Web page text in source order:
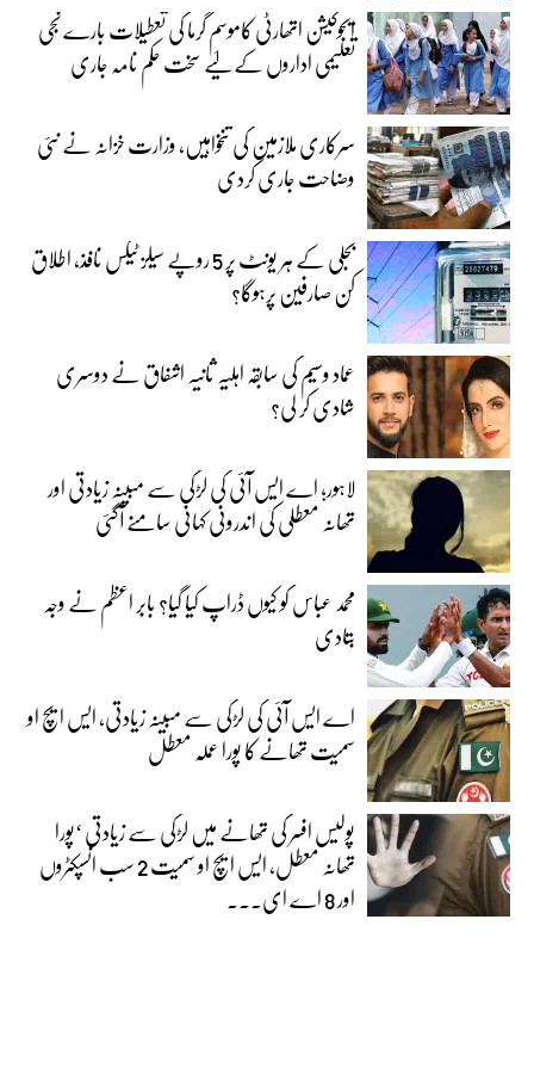
ایجوکیشن اتھارٹی کاموسمِ گرما کی تعطیلات بارے نجی
تعلیمی اداروں کے لیے سخت حکم نامہ جاری
سرکاری ملازمین کی تنخواہیں، وزارت خزانہ نے نئی
وضاحت جاری کردی
بجلی کے ہر یونٹ پر 5 روپے سیلز ٹیکس نافذ، اطلاق
کن صارفین پرہوگا؟
عماد وسیم کی سابقہ اہلیہ ثانیہ اشفاق نے دوسری
شادی کر لی؟
لاہور؛ اے ایس آئی کی لڑکی سے مبینہ زیادتی اور
تھانہ معطلی کی اندرونی کہانی سامنے آگئی
محمد عباس کو کیوں ڈراپ کیا گیا؟ بابر اعظم نے وجہ
بتادی
اے ایس آئی کی لڑکی سے مبینہ زیادتی، ایس ایچ او
سمیت تھانے کا پورا عملہ معطل
پولیس افسر کی تھانے میں لڑکی سے زیادتی ‘پورا
تھانہ معطل، ایس ایچ او سمیت 2 سب انسپکٹروں
اور 8 اے ای...